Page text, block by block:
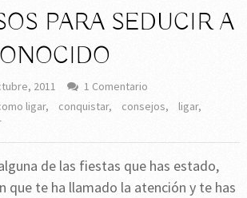
PARA SEDUCIR A
2011
1 Comentario
ligar, conquistar, consejos, ligar,
de las fiestas que has estado,
que te ha llamado la atención y te has